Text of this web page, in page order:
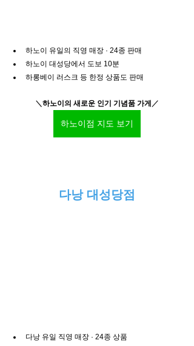
하노이 유일의 직영 매장 · 24종 판매
하노이 대성당에서 도보 10분
하롱베이 러스크 등 한정 상품도 판매
＼하노이의 새로운 인기 기념품 가게 ／
하노이점 지도 보기
다낭 대성당점
다낭 유일 직영 매장 · 24종 상품